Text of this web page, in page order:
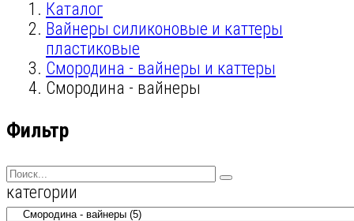
Каталог
Вайнеры силиконовые и каттеры
пластиковые
Смородина - вайнеры и каттеры
Смородина - вайнеры
Фильтр
категории